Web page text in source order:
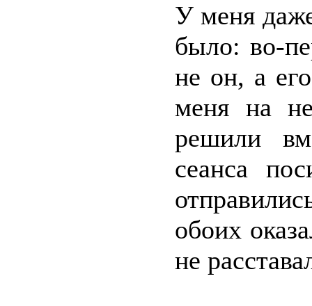
У меня
было: во-
не он, а
меня на
решили
сеанса
обоих
не